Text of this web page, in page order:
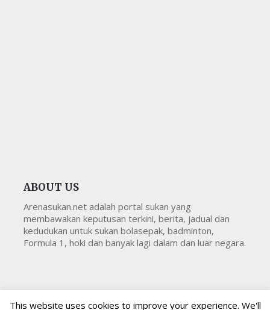
ABOUT US
Arenasukan.net adalah portal sukan yang
membawakan keputusan terkini, berita, jadual dan
kedudukan untuk sukan bolasepak, badminton,
Formula 1, hoki dan banyak lagi dalam dan luar negara.
This website uses cookies to improve your experience. We'll